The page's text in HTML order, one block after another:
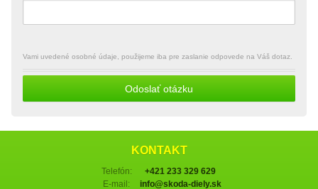
Vami uvedené osobné údaje, použijeme iba pre zaslanie odpovede na Váš dotaz.
Odoslať otázku
KONTAKT
Telefón:
+421 233 329 629
E-mail:
info@skoda-diely.sk